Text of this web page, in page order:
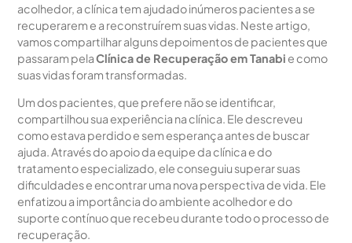
acolhedor, a clínica tem ajudado inúmeros pacientes a se
recuperarem e a reconstruírem suas vidas. Neste artigo,
vamos compartilhar alguns depoimentos de pacientes que
passaram pelaClínica de Recuperação em Tanabi e como
suas vidas foram transformadas.
Um dos pacientes, que prefere não se identificar,
compartilhou sua experiência na clínica. Ele descreveu
como estava perdido e sem esperança antes de buscar
ajuda. Através do apoio da equipe da clínica e do
tratamento especializado, ele conseguiu superar suas
dificuldades e encontrar uma nova perspectiva de vida. Ele
enfatizou a importância do ambiente acolhedor e do
suporte contínuo que recebeu durante todo o processo de
recuperação.